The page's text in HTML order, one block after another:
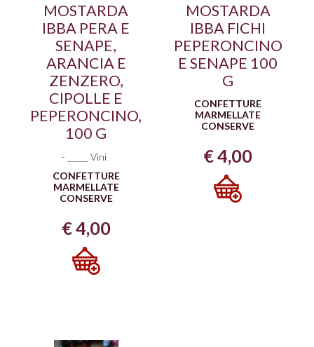
MOSTARDA
IBBA PERA E
SENAPE,
ARANCIA E
ZENZERO,
CIPOLLE E
PEPERONCINO,
100 G
-
_____ Vini
CONFETTURE
MARMELLATE
CONSERVE
€4,00
MOSTARDA
IBBA FICHI
PEPERONCINO
E SENAPE 100
G
CONFETTURE
MARMELLATE
CONSERVE
€4,00